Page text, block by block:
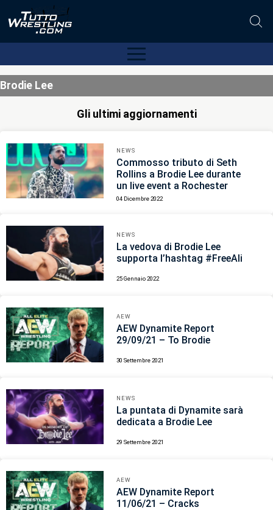
Brodie Lee
Gli ultimi aggiornamenti
NEWS
Commosso tributo di Seth
Rollins a Brodie Lee durante
un live event a Rochester
04 Dicembre 2022
NEWS
La vedova di Brodie Lee
supporta l’hashtag #FreeAli
25 Gennaio 2022
AEW
AEW Dynamite Report
29/09/21 – To Brodie
30 Settembre 2021
NEWS
La puntata di Dynamite sarà
dedicata a Brodie Lee
29 Settembre 2021
AEW
AEW Dynamite Report
11/06/21 – Cracks